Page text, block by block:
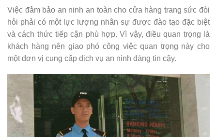
Việc đảm bảo an ninh an toàn cho cửa hàng trang sức đòi
hỏi phải có một lực lượng nhân sự được đào tạo đặc biệt
và cách thức tiếp cận phù hợp. Vì vậy, điều quan trọng là
khách hàng nên giao phó công việc quan trọng này cho
một đơn vị cung cấp dịch vụ an ninh đáng tin cậy.